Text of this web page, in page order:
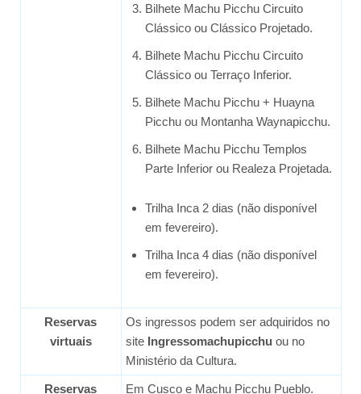
Bilhete Machu Picchu Circuito
Clássico ou Clássico Projetado.
Bilhete Machu Picchu Circuito
Clássico ou Terraço Inferior.
Bilhete Machu Picchu + Huayna
Picchu ou Montanha Waynapicchu.
Bilhete Machu Picchu Templos
Parte Inferior ou Realeza Projetada.
Trilha Inca 2 dias (não disponível
em fevereiro).
Trilha Inca 4 dias (não disponível
em fevereiro).
Reservas
virtuais
Os ingressos podem ser adquiridos no
site Ingressomachupicchu ou no
Ministério da Cultura.
Reservas
Em Cusco e Machu Picchu Pueblo.